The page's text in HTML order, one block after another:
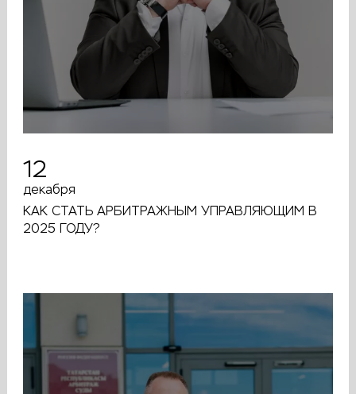
12
декабря
КАК СТАТЬ АРБИТРАЖНЫМ УПРАВЛЯЮЩИМ В
2025 ГОДУ?